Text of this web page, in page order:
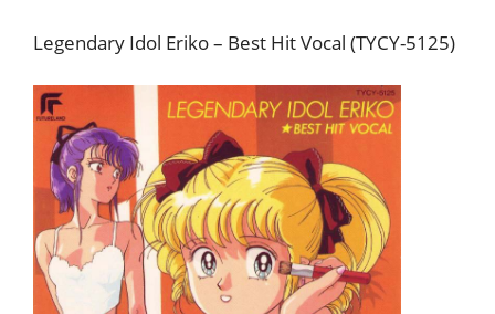
Legendary Idol Eriko – Best Hit Vocal (TYCY-5125)